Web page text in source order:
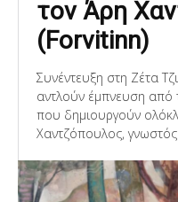
τον Άρη
(Forvitinn)
Συνέντευξη στη Ζέτα
αντλούν έμπνευση από
που δημιουργούν
Χαντζόπουλος,